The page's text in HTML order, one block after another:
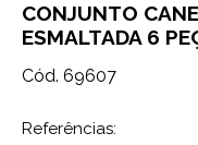
CONJUNTO
ESMALTADA 6
Cód. 69607
Referências: